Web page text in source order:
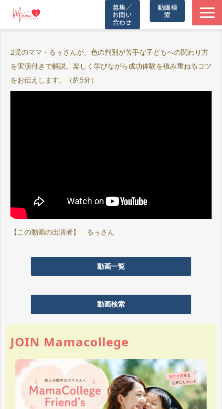
募集／
お問い
合わせ
動画検
索
動画一覧
公式LINE（無料）
2児のママ・るぅさんが、色の判別が苦手な子どもへの関わり方
を実演付きで解説。楽しく学びながら成功体験を積み重ねるコツ
をお伝えします。（約5分）
【この動画の出演者】 るぅさん
動画一覧
動画検索
JOIN Mamacollege